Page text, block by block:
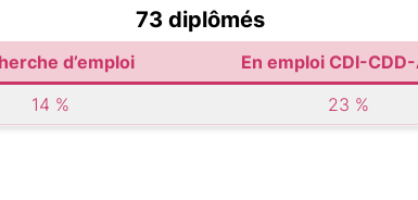
73 diplômés
d’emploi En emploi CDI-
14 % 23 %